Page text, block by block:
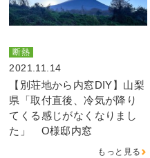
断熱
2021.11.14
【別荘地から内窓DIY】山梨
県「取付直後、冷気が降り
てくる感じがなくなりまし
た」 O様邸内窓
もっと見る